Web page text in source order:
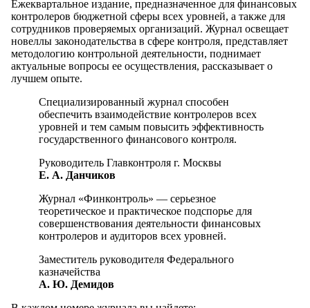
Ежеквартальное издание, предназначенное для финансовых
контролеров бюджетной сферы всех уровней, а также для
сотрудников проверяемых организаций. Журнал освещает
новеллы законодательства в сфере контроля, представляет
методологию контрольной деятельности, поднимает
актуальные вопросы ее осуществления, рассказывает о
лучшем опыте.
Специализированный журнал способен
обеспечить взаимодействие контролеров всех
уровней и тем самым повысить эффективность
государственного финансового контроля.
Руководитель Главконтроля г. Москвы
Е. А. Данчиков
Журнал «Финконтроль» — серьезное
теоретическое и практическое подспорье для
совершенствования деятельности финансовых
контролеров и аудиторов всех уровней.
Заместитель руководителя Федерального
казначейства
А. Ю. Демидов